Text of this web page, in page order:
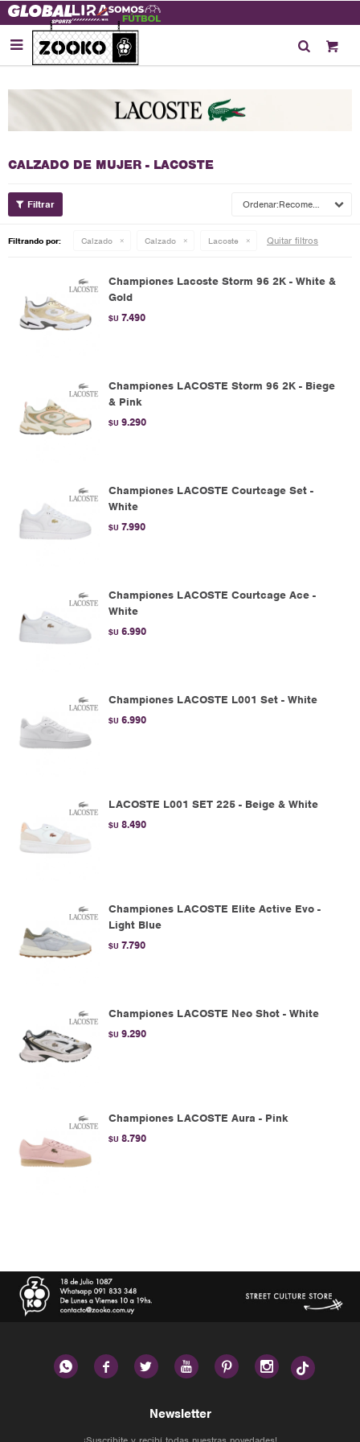

CALZADO DE MUJER - LACOSTE
Recomendados
Filtrando por: Calzado Calzado Lacoste Quitar filtros
Championes Lacoste Storm 96 2K - White &
Gold
$U 7.490
Championes LACOSTE Storm 96 2K - Biege
& Pink
$U 9.290
Championes LACOSTE Courtcage Set -
White
$U 7.990
Championes LACOSTE Courtcage Ace -
White
$U 6.990
Championes LACOSTE L001 Set - White
$U 6.990
LACOSTE L001 SET 225 - Beige & White
$U 8.490
Championes LACOSTE Elite Active Evo -
Light Blue
$U 7.790
Championes LACOSTE Neo Shot - White
$U 9.290
Championes LACOSTE Aura - Pink
$U 8.790
     
Newsletter